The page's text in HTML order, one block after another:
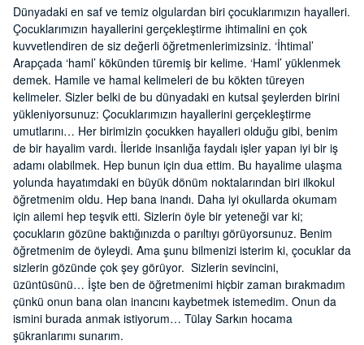
Dünyadaki en saf ve temiz olgulardan biri çocuklarımızın hayalleri.
Çocuklarımızın hayallerini gerçekleştirme ihtimalini en çok
kuvvetlendiren de siz değerli öğretmenlerimizsiniz. ‘İhtimal’
Arapçada ‘haml’ kökünden türemiş bir kelime. ‘Haml’ yüklenmek
demek. Hamile ve hamal kelimeleri de bu kökten türeyen
kelimeler. Sizler belki de bu dünyadaki en kutsal şeylerden birini
yükleniyorsunuz: Çocuklarımızın hayallerini gerçekleştirme
umutlarını… Her birimizin çocukken hayalleri olduğu gibi, benim
de bir hayalim vardı. İleride insanlığa faydalı işler yapan iyi bir iş
adamı olabilmek. Hep bunun için dua ettim. Bu hayalime ulaşma
yolunda hayatımdaki en büyük dönüm noktalarından biri ilkokul
öğretmenim oldu. Hep bana inandı. Daha iyi okullarda okumam
için ailemi hep teşvik etti. Sizlerin öyle bir yeteneği var ki;
çocukların gözüne baktığınızda o parıltıyı görüyorsunuz. Benim
öğretmenim de öyleydi. Ama şunu bilmenizi isterim ki, çocuklar da
sizlerin gözünde çok şey görüyor. Sizlerin sevincini,
üzüntüsünü… İşte ben de öğretmenimi hiçbir zaman bırakmadım
çünkü onun bana olan inancını kaybetmek istemedim. Onun da
ismini burada anmak istiyorum… Tülay Sarkın hocama
şükranlarımı sunarım.